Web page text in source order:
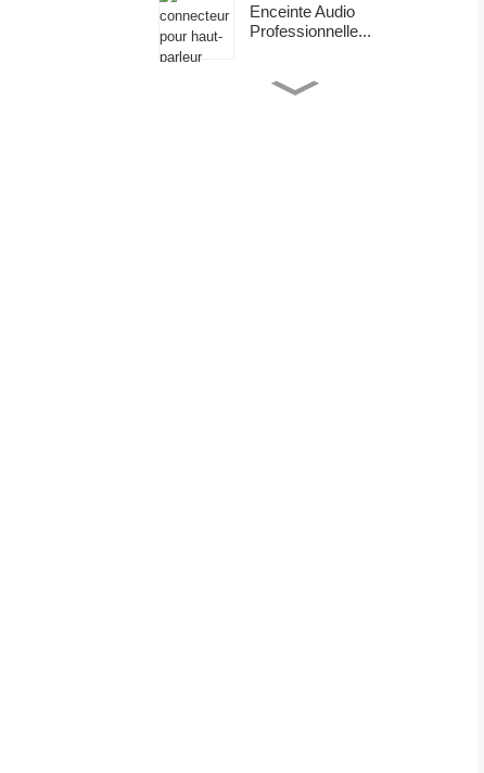
Enceinte Audio
Professionnelle...
Connecteur Speakon